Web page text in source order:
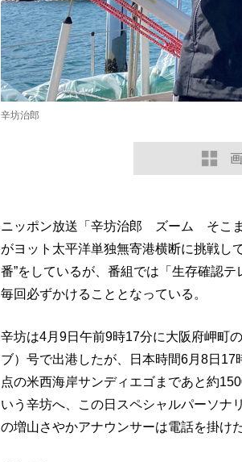
辛坊治郎
ニッポン放送「辛坊治郎 ズーム そこ
がヨット太平洋単独無寄港横断に挑戦し
番”をしているが、番組では「生存確認
毎回必ずかけることとなっている。
辛坊は4月9日午前9時17分に大阪府岬町
ブ）号で出港したが、日本時間6月8日
点の米西海岸サンディエゴまであと約
いう辛坊へ、この日スペシャルパーソナ
の増山さやかアナウンサーは電話を掛けた